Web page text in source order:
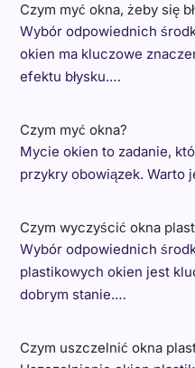
Czym myć okna, żeby się
Wybór odpowiednich
okien ma kluczowe
efektu błysku.…
Czym myć okna?
Mycie okien to zadanie,
przykry obowiązek. Warto
Czym wyczyścić okna
Wybór odpowiednich
plastikowych okien jest
dobrym stanie.…
Czym uszczelnić okna